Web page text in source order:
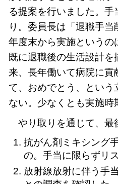
る提案を行いました。
り。委員長は「退職手
年度末から実施という
既に退職後の生活設計
来、長年働いて病院に
て、おめでとう、とい
ない。少なくとも実施
やり取りを通じて、最
抗がん剤ミキシング
の。手当に限らずリ
放射線放射に伴う手